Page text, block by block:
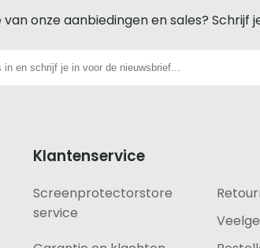
onze aanbiedingen en sales? Schrijf
Klantenservice
Screenprotectorstore
service